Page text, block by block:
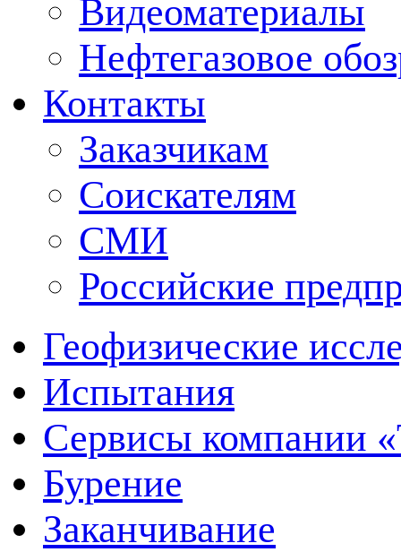
Видеоматериалы
Нефтегазовое
Контакты
Заказчикам
Соискателям
СМИ
Российские
Геофизические
Испытания
Сервисы компании
Бурение
Заканчивание